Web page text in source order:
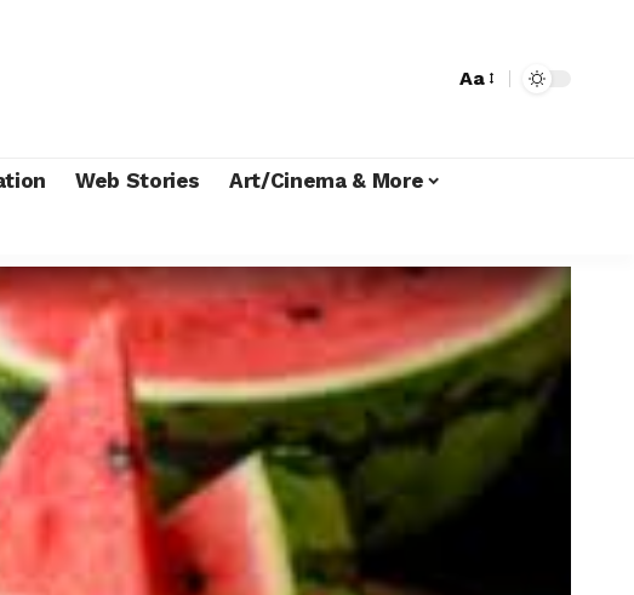
Aa
Web Stories
Art/Cinema & More